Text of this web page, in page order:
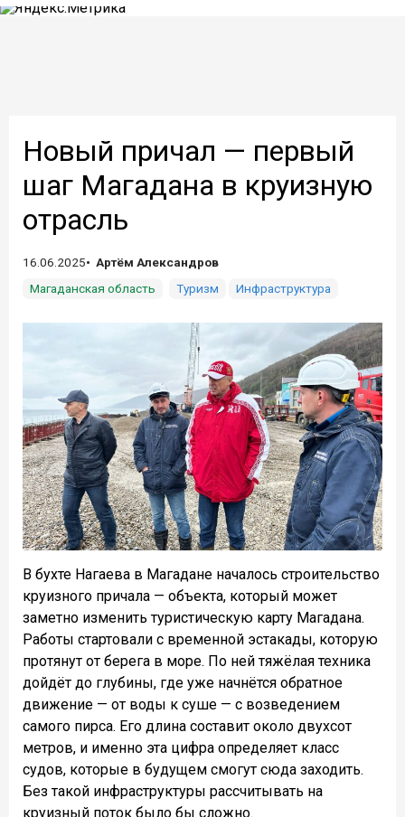
Новый причал — первый
шаг Магадана в круизную
отрасль
16.06.2025
Артём Александров
Магаданская область
Туризм Инфраструктура
В бухте Нагаева в Магадане началось строительство
круизного причала — объекта, который может
заметно изменить туристическую карту Магадана.
Работы стартовали с временной эстакады, которую
протянут от берега в море. По ней тяжёлая техника
дойдёт до глубины, где уже начнётся обратное
движение — от воды к суше — с возведением
самого пирса. Его длина составит около двухсот
метров, и именно эта цифра определяет класс
судов, которые в будущем смогут сюда заходить.
Без такой инфраструктуры рассчитывать на
круизный поток было бы сложно.